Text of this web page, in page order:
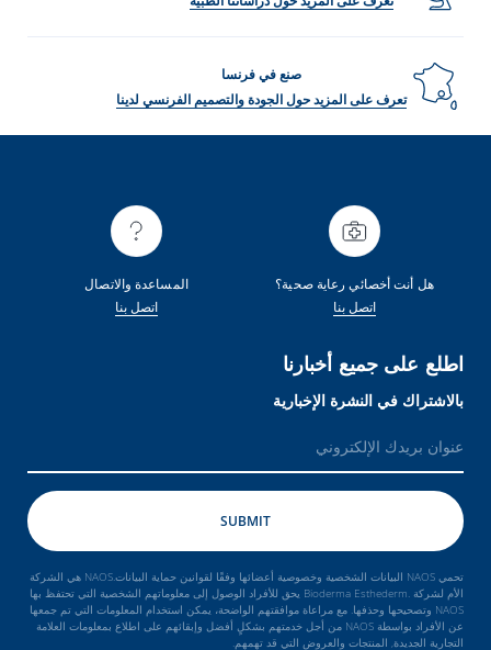
صنع في فرنسا
تعرف على المزيد حول الجودة والتصميم الفرنسي لدينا
هل أنت أخصائي رعاية صحية؟
اتصل بنا
المساعدة والاتصال
اتصل بنا
اطلع على جميع أخبارنا
بالاشتراك في النشرة الإخبارية
تحمي NAOS البيانات الشخصية وخصوصية أعضائها وفقًا لقوانين حماية البيانات.NAOS هي الشركة
الأم لشركة .Bioderma Esthederm يحق للأفراد الوصول إلى معلوماتهم الشخصية التي تحتفظ بها
NAOS وتصحيحها وحذفها. مع مراعاة موافقتهم الواضحة، يمكن استخدام المعلومات التي تم جمعها
عن الأفراد بواسطة NAOS من أجل خدمتهم بشكلٍ أفضل وإبقائهم على اطلاع بمعلومات العلامة
التجارية الجديدة, المنتجات والعروض التي قد تهمهم.